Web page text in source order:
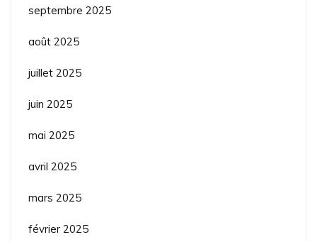
septembre 2025
août 2025
juillet 2025
juin 2025
mai 2025
avril 2025
mars 2025
février 2025